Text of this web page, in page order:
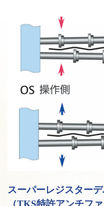
スーパーレジスター
（TKS特許アンチフ